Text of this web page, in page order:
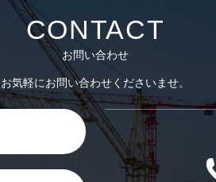
CONTACT
お問い合わせ
お気軽にお問い合わせくださいませ。